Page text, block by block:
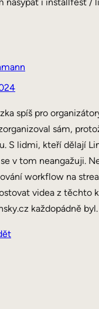
spíš pro
sám,
S lidmi, kteří dělají
v tom neangažuji.
workflow na
videa z těchto
každopádně byl.